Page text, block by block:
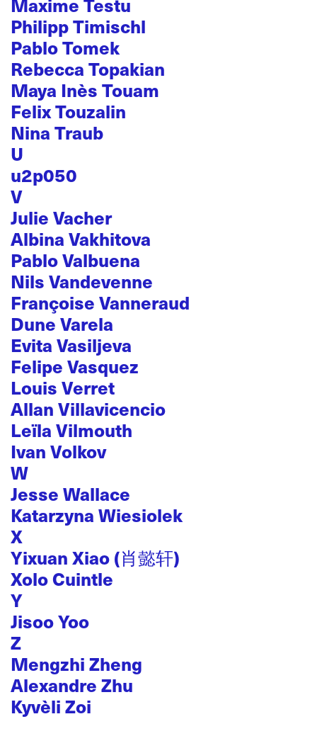
Philipp Timischl
Pablo Tomek
Rebecca Topakian
Maya Inès Touam
Felix Touzalin
Nina Traub
U
u2p050
V
Julie Vacher
Albina Vakhitova
Pablo Valbuena
Nils Vandevenne
Françoise Vanneraud
Dune Varela
Evita Vasiljeva
Felipe Vasquez
Louis Verret
Allan Villavicencio
Leïla Vilmouth
Ivan Volkov
W
Jesse Wallace
Katarzyna Wiesiolek
X
Yixuan Xiao (肖懿轩)
Xolo Cuintle
Y
Jisoo Yoo
Z
Mengzhi Zheng
Alexandre Zhu
Kyvèli Zoi